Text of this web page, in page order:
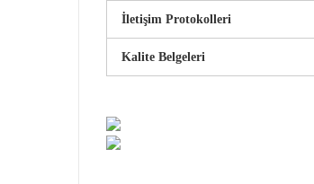
İletişim Protokolleri
Kalite Belgeleri